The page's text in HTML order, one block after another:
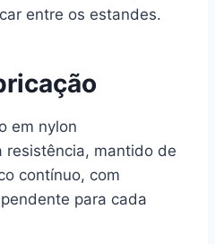
entre os estandes.
em nylon
resistência, mantido de
contínuo, com
para cada